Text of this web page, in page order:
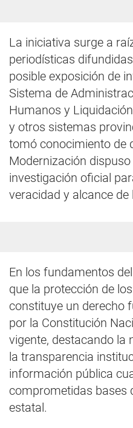
La iniciativa surge a
periodísticas
posible exposición de
Sistema de
Humanos y
y otros sistemas
tomó conocimiento de
Modernización
investigación oficial
veracidad y alcance de
En los fundamentos
que la protección de
constituye un derecho
por la Constitución
vigente, destacando la
la transparencia
información pública
comprometidas bases
estatal.